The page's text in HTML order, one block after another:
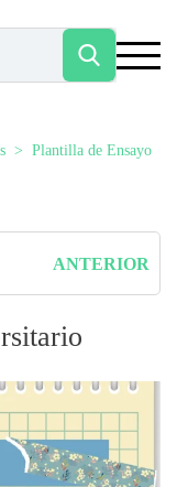
Plantilla de Ensayo
ANTERIOR